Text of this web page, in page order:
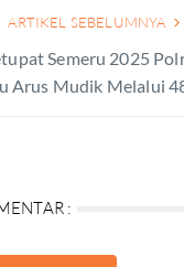
ARTIKEL SEBELUMNYA
Semeru 2025
Arus Mudik Melalui
: